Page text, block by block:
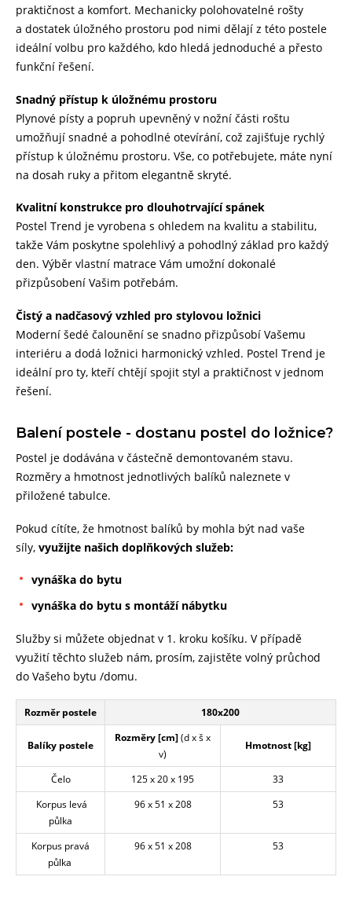
praktičnost a komfort. Mechanicky polohovatelné rošty
a dostatek úložného prostoru pod nimi dělají z této postele
ideální volbu pro každého, kdo hledá jednoduché a přesto
funkční řešení.
Snadný přístup k úložnému prostoru
Plynové písty a popruh upevněný v nožní části roštu
umožňují snadné a pohodlné otevírání, což zajišťuje rychlý
přístup k úložnému prostoru. Vše, co potřebujete, máte nyní
na dosah ruky a přitom elegantně skryté.
Kvalitní konstrukce pro dlouhotrvající spánek
Postel Trend je vyrobena s ohledem na kvalitu a stabilitu,
takže Vám poskytne spolehlivý a pohodlný základ pro každý
den. Výběr vlastní matrace Vám umožní dokonalé
přizpůsobení Vašim potřebám.
Čistý a nadčasový vzhled pro stylovou ložnici
Moderní šedé čalounění se snadno přizpůsobí Vašemu
interiéru a dodá ložnici harmonický vzhled. Postel Trend je
ideální pro ty, kteří chtějí spojit styl a praktičnost v jednom
řešení.
Balení postele - dostanu postel do ložnice?
Postel je dodávána v částečně demontovaném stavu.
Rozměry a hmotnost jednotlivých balíků naleznete v
přiložené tabulce.
Pokud cítíte, že hmotnost balíků by mohla být nad vaše
síly, využijte našich doplňkových služeb:
vynáška do bytu
vynáška do bytu s montáží nábytku
Služby si můžete objednat v 1. kroku košíku. V případě
využití těchto služeb nám, prosím, zajistěte volný průchod
do Vašeho bytu /domu.
Rozměr postele 180x200
Balíky postele
Rozměry [cm](d x š x
v)
Hmotnost [kg]
Čelo 125 x 20 x 195
33
Korpus levá
půlka
96 x 51 x 208 53
Korpus pravá
půlka
96 x 51 x 208 53